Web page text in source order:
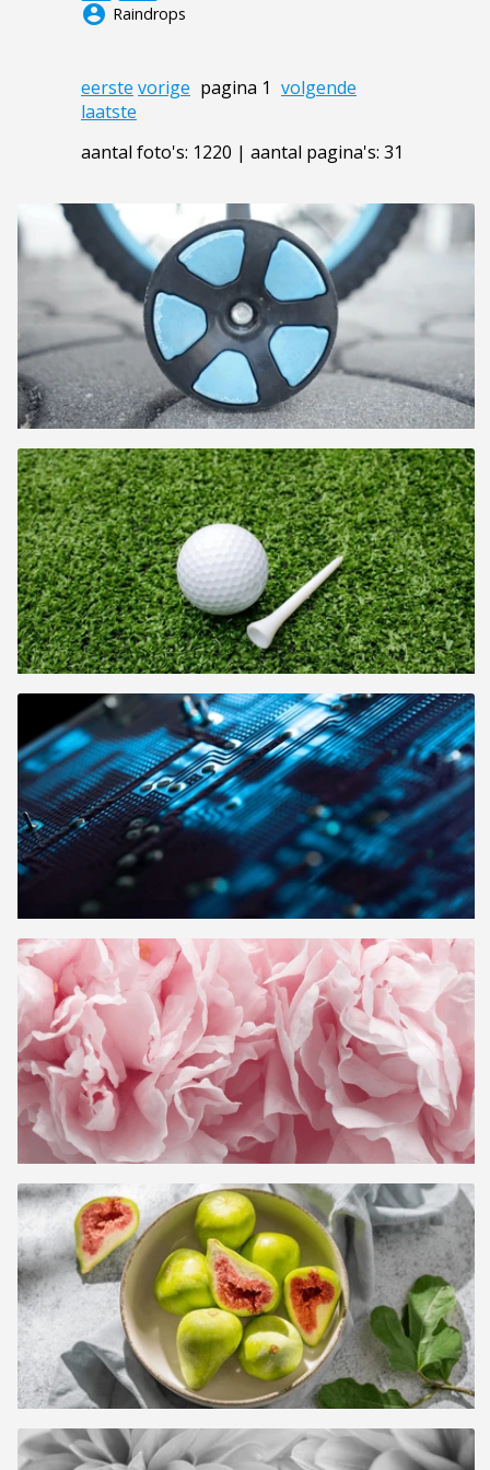
account_circle Raindrops
eerste vorige pagina 1 volgende
laatste
aantal foto's: 1220 | aantal pagina's: 31